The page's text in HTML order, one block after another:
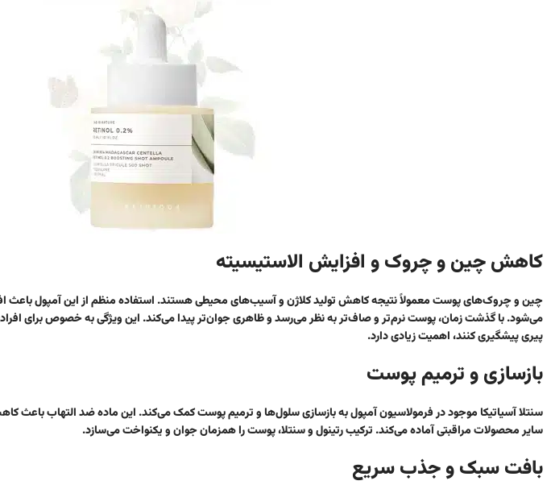
کاهش چین و چروک و افزایش الاستیسیته
چین و چروک‌های پوست معمولاً نتیجه کاهش تولید کلاژن و آسیب‌های محیطی هستند. استفاده منظم از این آمپول
می‌شود. با گذشت زمان، پوست نرم‌تر و صاف‌تر به نظر می‌رسد و ظاهری جوان‌تر پیدا می‌کند. این ویژگی به‌ خصوص برای
پیری پیشگیری کنند، اهمیت زیادی دارد.
بازسازی و ترمیم پوست
سنتلا آسیاتیکا موجود در فرمولاسیون آمپول به بازسازی سلول‌ها و ترمیم پوست کمک می‌کند. این ماده ضد التهاب
سایر محصولات مراقبتی آماده می‌کند. ترکیب رتینول و سنتلا، پوست را همزمان جوان و یکنواخت می‌سازد.
بافت سبک و جذب سریع